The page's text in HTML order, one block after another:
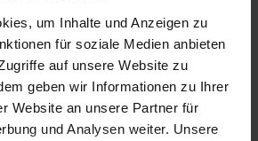
um Inhalte und Anzeigen zu
für soziale Medien anbieten
auf unsere Website zu
geben wir Informationen zu Ihrer
Website an unsere Partner für
und Analysen weiter. Unsere